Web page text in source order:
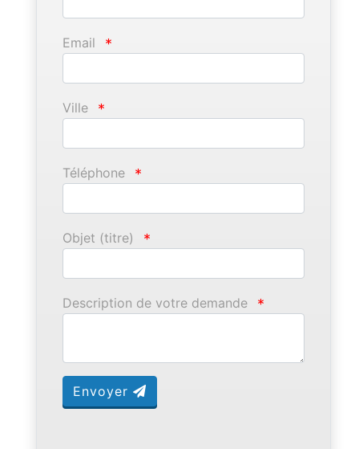
Email *
Ville *
Téléphone *
Objet (titre) *
Description de votre demande *
Envoyer